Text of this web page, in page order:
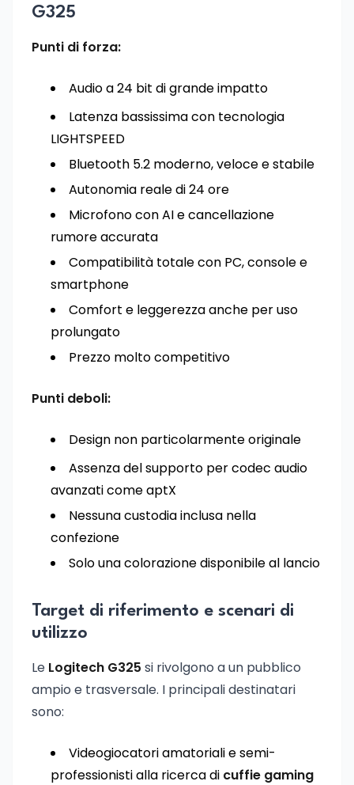
G325
Punti di forza:
Audio a 24 bit di grande impatto
Latenza bassissima con tecnologia
LIGHTSPEED
Bluetooth 5.2 moderno, veloce e stabile
Autonomia reale di 24 ore
Microfono con AI e cancellazione
rumore accurata
Compatibilità totale con PC, console e
smartphone
Comfort e leggerezza anche per uso
prolungato
Prezzo molto competitivo
Punti deboli:
Design non particolarmente originale
Assenza del supporto per codec audio
avanzati come aptX
Nessuna custodia inclusa nella
confezione
Solo una colorazione disponibile al lancio
Target di riferimento e scenari di
utilizzo
Le Logitech G325 si rivolgono a un pubblico
ampio e trasversale. I principali destinatari
sono:
Videogiocatori amatoriali e semi-
professionisti alla ricerca di cuffie gaming